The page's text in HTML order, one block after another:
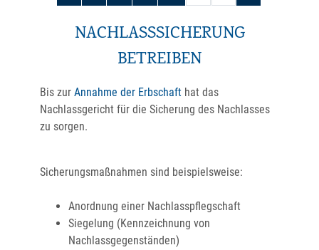
NACHLASSSICHERUNG
BETREIBEN
Bis zur Annahme der Erbschaft hat das
Nachlassgericht für die Sicherung des Nachlasses
zu sorgen.
Sicherungsmaßnahmen sind beispielsweise:
Anordnung einer Nachlasspflegschaft
Siegelung (Kennzeichnung von
Nachlassgegenständen)